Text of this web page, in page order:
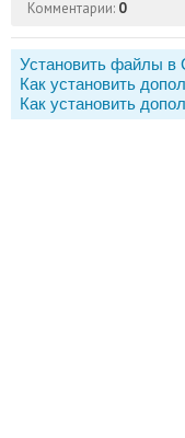
Комментарии: 0
Установить файлы в
Как установить
Как установить